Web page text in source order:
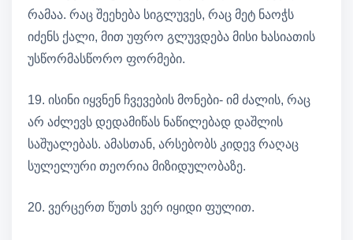
რამაა. რაც შეეხება სიგლუვეს, რაც მეტ ნაოჭს
იძენს ქალი, მით უფრო გლუვდება მისი ხასიათის
უსწორმასწორო ფორმები.
19. ისინი იყვნენ ჩვევების მონები- იმ ძალის, რაც
არ აძლევს დედამიწას ნაწილებად დაშლის
საშუალებას. ამასთან, არსებობს კიდევ რაღაც
სულელური თეორია მიზიდულობაზე.
20. ვერცერთ წუთს ვერ იყიდი ფულით.